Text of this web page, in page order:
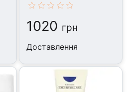
1020 грн
Доставлення